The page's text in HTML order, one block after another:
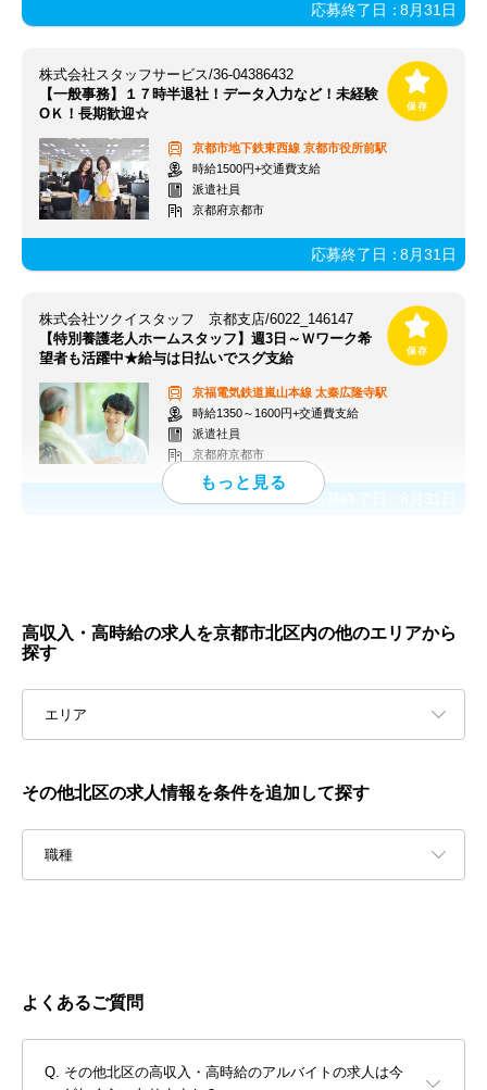
応募終了日：8月31日
株式会社スタッフサービス/36-04386432
【一般事務】１７時半退社！データ入力など！未経験
ОＫ！長期歓迎☆
京都市地下鉄東西線 京都市役所前駅
時給1500円+交通費支給
派遣社員
京都府京都市
応募終了日：8月31日
株式会社ツクイスタッフ 京都支店/6022_146147
【特別養護老人ホームスタッフ】週3日～Ｗワーク希
望者も活躍中★給与は日払いでスグ支給
京福電気鉄道嵐山本線 太秦広隆寺駅
時給1350～1600円+交通費支給
派遣社員
京都府京都市
応募終了日：
高収入・高時給の求人を京都市北区内の他のエリアから
探す
エリア
その他北区の求人情報を条件を追加して探す
職種
よくあるご質問
その他北区の高収入・高時給のアルバイトの求人は今